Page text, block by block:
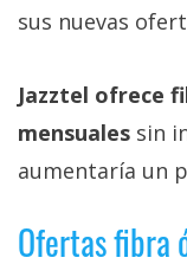
Más
temas
Sorteos
Foros
sus nuevas
Jazztel ofrece
mensuales sin
aumentaría un
Ofertas fibra